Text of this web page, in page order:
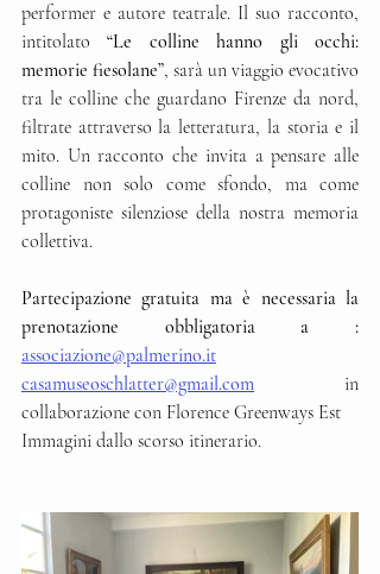
performer e autore teatrale. Il suo racconto,
intitolato “Le colline hanno gli occhi:
memorie fiesolane”, sarà un viaggio evocativo
tra le colline che guardano Firenze da nord,
filtrate attraverso la letteratura, la storia e il
mito. Un racconto che invita a pensare alle
colline non solo come sfondo, ma come
protagoniste silenziose della nostra memoria
collettiva.
Partecipazione gratuita ma è necessaria la
associazione@palmerino.it
casamuseoschlatter@gmail.com
in
collaborazione con Florence Greenways Est
Immagini dallo scorso itinerario.